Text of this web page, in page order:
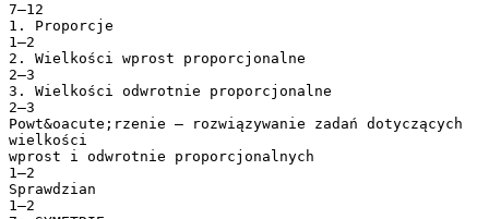
7–12
1. Proporcje
1–2
2. Wielkości wprost proporcjonalne
2–3
3. Wielkości odwrotnie proporcjonalne
2–3
Powt&oacute;rzenie — rozwiązywanie zadań dotyczących
wielkości
wprost i odwrotnie proporcjonalnych
1–2
Sprawdzian
1–2